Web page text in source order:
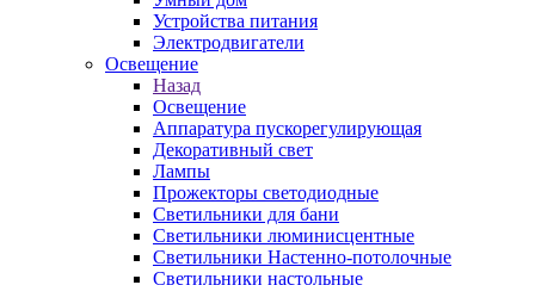
Устройства питания
Электродвигатели
Освещение
Назад
Освещение
Аппаратура пускорегулирующая
Декоративный свет
Лампы
Прожекторы светодиодные
Светильники для бани
Светильники люминисцентные
Светильники Настенно-потолочные
Светильники настольные